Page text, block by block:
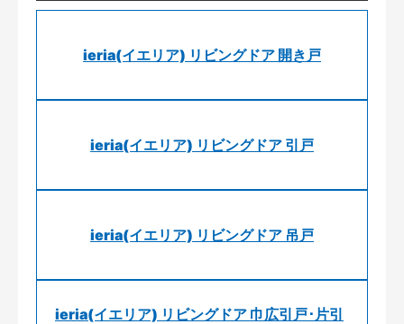
ieria(イエリア) リビングドア 開き戸
ieria(イエリア) リビングドア 引戸
ieria(イエリア) リビングドア 吊戸
ieria(イエリア) リビングドア 巾広引戸･片引